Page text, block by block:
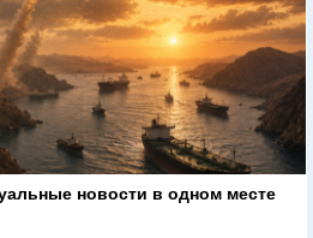
новости в одном месте